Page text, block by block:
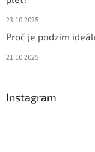
23.10.2025
Proč je podzim
21.10.2025
Instagram